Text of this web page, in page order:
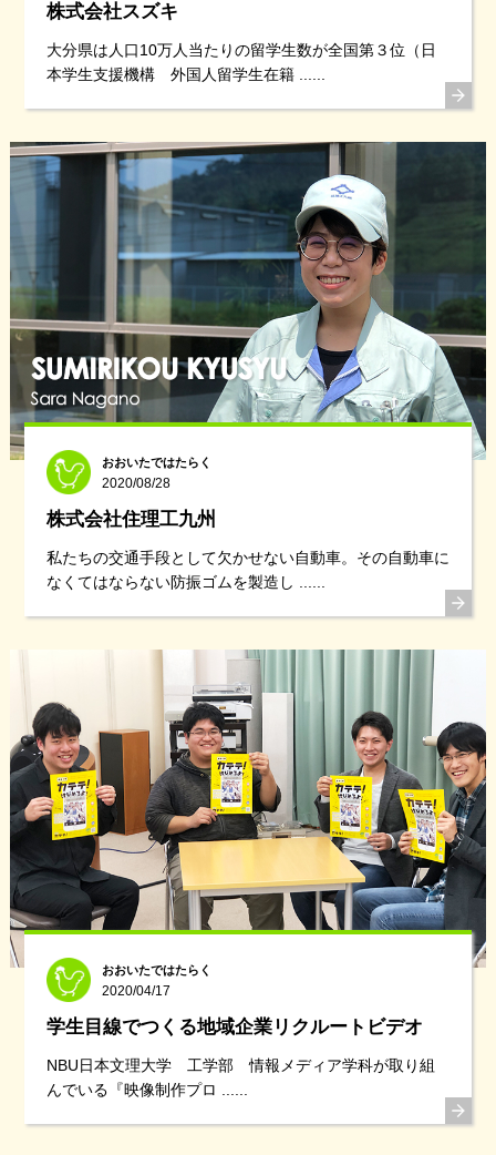
株式会社スズキ
大分県は人口10万人当たりの留学生数が全国第３位（日
本学生支援機構 外国人留学生在籍 ......
おおいたではたらく
2020/08/28
株式会社住理工九州
私たちの交通手段として欠かせない自動車。その自動車に
なくてはならない防振ゴムを製造し ......
おおいたではたらく
2020/04/17
学生目線でつくる地域企業リクルートビデオ
NBU日本文理大学 工学部 情報メディア学科が取り組
んでいる『映像制作プロ ......